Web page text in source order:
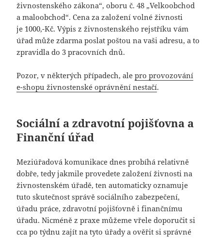
živnostenského zákona“, oboru č. 48 „Velkoobchod
a maloobchod“. Cena za založení volné živnosti
je 1000,-Kč. Výpis z živnostenského rejstříku vám
úřad může zdarma poslat poštou na vaši adresu, a to
zpravidla do 3 pracovních dnů.
Pozor, v některých případech, alepro provozování
e-shopu živnostenské oprávnění nestačí.
Sociální a zdravotní pojišťovna a
Finanční úřad
Meziúřadová komunikace dnes probíhá relativně
dobře, tedy jakmile provedete založení živnosti na
živnostenském úřadě, ten automaticky oznamuje
tuto skutečnost správě sociálního zabezpečení,
úřadu práce, zdravotní pojišťovně i finančnímu
úřadu. Nicméně z praxe můžeme vřele doporučit si
cca po týdnu zajít na tyto úřady a ověřit si správné